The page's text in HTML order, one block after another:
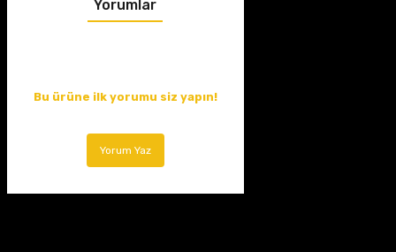
Yorumlar
Bu ürüne ilk yorumu siz yapın!
Yorum Yaz